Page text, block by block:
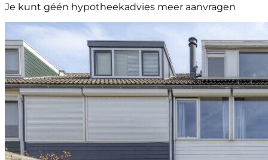
Je kunt géén hypotheekadvies meer aanvragen